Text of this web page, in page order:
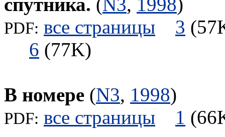
PDF: все страницы 3
6 (77K)
В номере (N3, 1998)
PDF: все страницы 1